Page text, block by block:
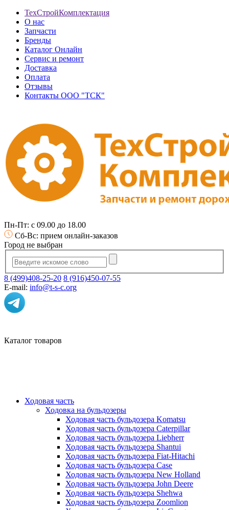
ТехСтройКомплектация
О нас
Запчасти
Бренды
Каталог Онлайн
Сервис и ремонт
Доставка
Оплата
Отзывы
Контакты ООО "ТСК"
Пн-Пт: с 09.00 до 18.00
Сб-Вс: прием онлайн-заказов
Город не выбран
8 (499)408-25-20 8 (916)450-07-55
E-mail: info@t-s-c.org
Каталог товаров
Ходовая часть
Ходовка на бульдозеры
Ходовая часть бульдозера Komatsu
Ходовая часть бульдозера Caterpillar
Ходовая часть бульдозера Liebherr
Ходовая часть бульдозера Shantui
Ходовая часть бульдозера Fiat-Hitachi
Ходовая часть бульдозера Case
Ходовая часть бульдозера New Holland
Ходовая часть бульдозера John Deere
Ходовая часть бульдозера Shehwa
Ходовая часть бульдозера Zoomlion